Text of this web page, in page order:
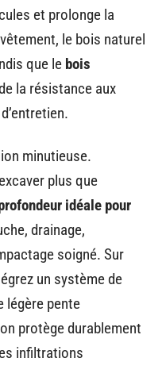
et prolonge la
le bois naturel
que le bois
la résistance aux
minutieuse.
plus que
idéale pour
drainage,
soigné. Sur
un système de
légère pente
protège durablement
infiltrations